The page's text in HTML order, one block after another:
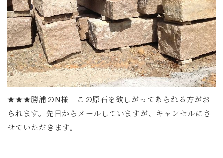
★★★勝浦のN様 この原石を欲しがってあられる方がお
られます。先日からメールしていますが、キャンセルにさ
せていただきます。